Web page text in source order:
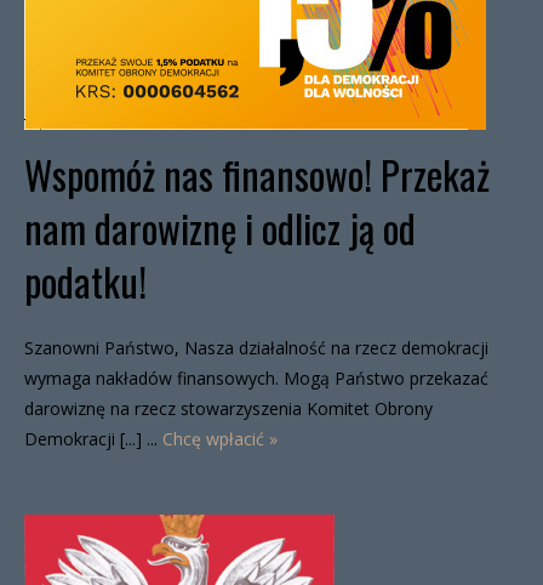
Wspomóż nas finansowo! Przekaż
nam darowiznę i odlicz ją od
podatku!
Szanowni Państwo, Nasza działalność na rzecz demokracji
wymaga nakładów finansowych. Mogą Państwo przekazać
darowiznę na rzecz stowarzyszenia Komitet Obrony
Demokracji [...] ... Chcę wpłacić »